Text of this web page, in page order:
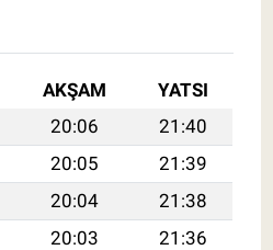
AKŞAM
YATSI
20:06
21:40
20:05
21:39
20:04
21:38
20:03
21:36